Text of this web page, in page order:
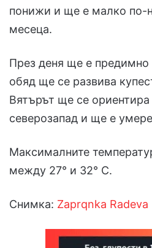
понижи и ще е малко по-
месеца.
През деня ще е
обяд ще се развива
Вятърът ще се ориентира
северозапад и ще е
Максималните
между 27° и 32° С.
Снимка: Zaprqnka Radeva